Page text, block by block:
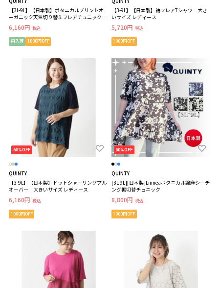
【3L-9L】【日本製】ボタニカルプリントオ
ーガニック天竺切り替えフレアチュニック大
きいサイズレディース
6,160円 税込
再入荷 1000円OFF
【3-9L】【日本製】袖フレアTシャツ 大き
いサイズ レディース
5,720円 税込
1000円OFF
60%OFF
QUINTY
【3-9L】【日本製】ドットシャーリングプル
オーバー 大きいサイズ レディース
6,160円 税込
1000円OFF
50%OFF
QUINTY
[3L-9L][日本製]Linneaボタニカル綿麻シーチ
ング裾切替チュニック
8,800円 税込
1000円OFF